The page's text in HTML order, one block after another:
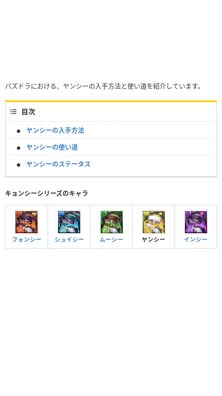
パズドラにおける、ヤンシーの入手方法と使い道を紹介しています。
目次
ヤンシーの入手方法
ヤンシーの使い道
ヤンシーのステータス
キョンシーシリーズのキャラ
フォンシー シュイシー ムーシー ヤンシー インシー